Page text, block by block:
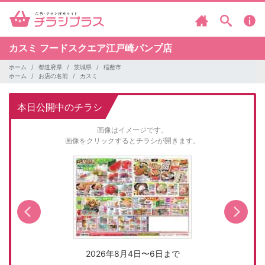
カスミ フードスクエア江戸崎パンプ店
ホーム 都道府県 茨城県
稲敷市
ホーム
お店の名前 カスミ
本日公開中のチラシ
画像はイメージです。
画像をクリックするとチラシが開きます。
2026年8月4日〜6日まで